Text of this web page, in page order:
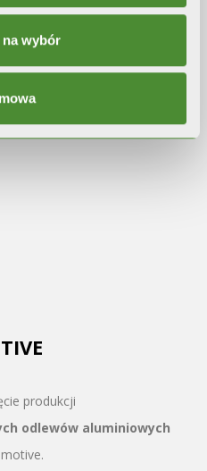
wybór
międzynarodowa: otwarcie
celu rozszerzenia
produkcji
odlewów aluminiowych